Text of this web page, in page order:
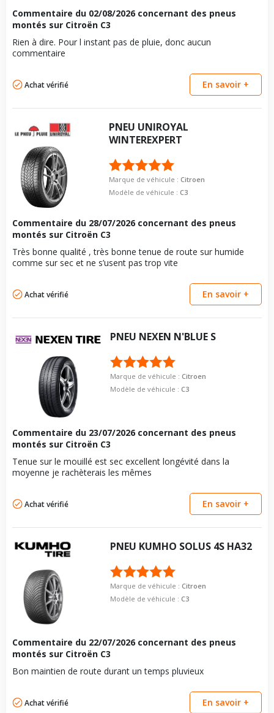
Commentaire du 02/08/2026 concernant des pneus
montés sur Citroën C3
Rien à dire. Pour l instant pas de pluie, donc aucun
commentaire
Achat vérifié En savoir +
PNEU UNIROYAL
WINTEREXPERT
Marque de véhicule : Citroen
Modèle de véhicule : C3
Commentaire du 28/07/2026 concernant des pneus
montés sur Citroën C3
Très bonne qualité , très bonne tenue de route sur humide
comme sur sec et ne s’usent pas trop vite
Achat vérifié En savoir +
PNEU NEXEN N'BLUE S
Marque de véhicule : Citroen
Modèle de véhicule : C3
Commentaire du 23/07/2026 concernant des pneus
montés sur Citroën C3
Tenue sur le mouillé est sec excellent longévité dans la
moyenne je rachèterais les mêmes
Achat vérifié En savoir +
PNEU KUMHO SOLUS 4S HA32
Marque de véhicule : Citroen
Modèle de véhicule : C3
Commentaire du 22/07/2026 concernant des pneus
montés sur Citroën C3
Bon maintien de route durant un temps pluvieux
Achat vérifié En savoir +